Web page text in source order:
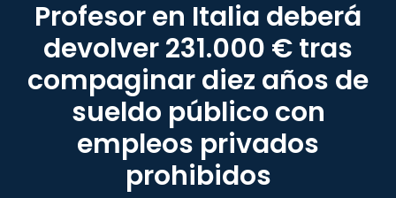
Profesor en Italia deberá
devolver 231.000 € tras
compaginar diez años de
sueldo público con
empleos privados
prohibidos